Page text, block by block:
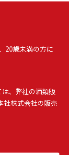
20歳未満の方に
、弊社の酒類販
社株式会社の販売